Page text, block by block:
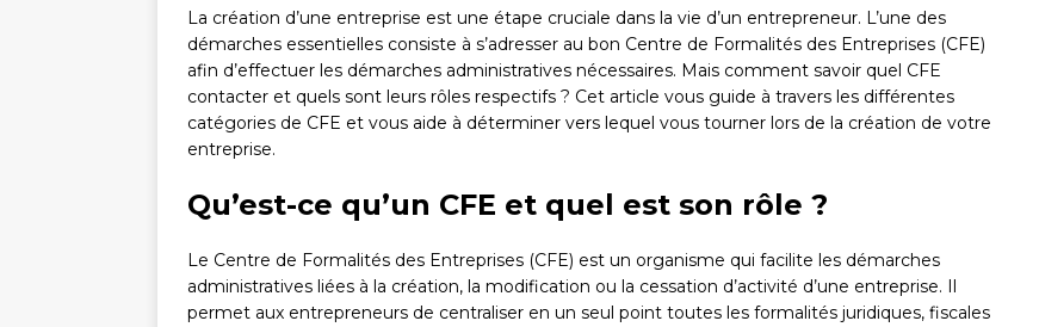
La création d’une entreprise est une étape cruciale dans la vie d’un entrepreneur. L’une des
démarches essentielles consiste à s’adresser au bon Centre de Formalités des Entreprises (CFE)
afin d’effectuer les démarches administratives nécessaires. Mais comment savoir quel CFE
contacter et quels sont leurs rôles respectifs ? Cet article vous guide à travers les différentes
catégories de CFE et vous aide à déterminer vers lequel vous tourner lors de la création de votre
entreprise.
Qu’est-ce qu’un CFE et quel est son rôle ?
Le Centre de Formalités des Entreprises (CFE) est un organisme qui facilite les démarches
administratives liées à la création, la modification ou la cessation d’activité d’une entreprise. Il
permet aux entrepreneurs de centraliser en un seul point toutes les formalités juridiques, fiscales